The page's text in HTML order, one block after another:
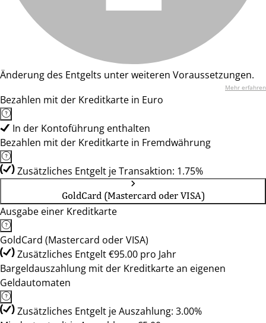
Änderung des Entgelts unter weiteren Voraussetzungen.
Mehr erfahren
Bezahlen mit der Kreditkarte in Euro
In der Kontoführung enthalten
Bezahlen mit der Kreditkarte in Fremdwährung
Zusätzliches Entgelt je Transaktion: 1.75%
GoldCard (Mastercard oder VISA)
Ausgabe einer Kreditkarte
GoldCard (Mastercard oder VISA)
Zusätzliches Entgelt €95.00 pro Jahr
Bargeldauszahlung mit der Kreditkarte an eigenen
Geldautomaten
Zusätzliches Entgelt je Auszahlung: 3.00%